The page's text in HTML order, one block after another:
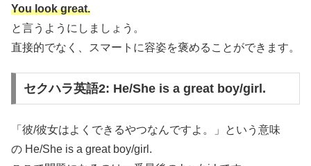
You look great.
と言うようにしましょう。
直接的でなく、スマートに容姿を褒めることができます。
セクハラ英語2: He/She is a great boy/girl.
「彼/彼女はよくできるやつなんですよ。」という意味
の He/She is a great boy/girl.